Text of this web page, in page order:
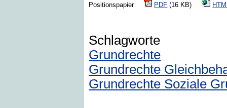
Positionspapier PDF (16 KB)
Schlagworte
Grundrechte
Grundrechte
Grundrechte Soziale